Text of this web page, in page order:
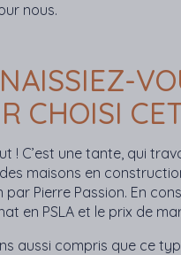
nous.
CHOISI
! C’est une tante, qui
maisons en
par Pierre Passion. En
en PSLA et le prix de
aussi compris que ce